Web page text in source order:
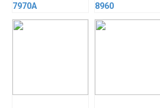
7970A
8960